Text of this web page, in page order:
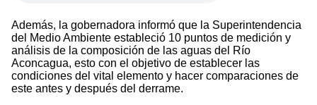
Además, la gobernadora informó que la Superintendencia
del Medio Ambiente estableció 10 puntos de medición y
análisis de la composición de las aguas del Río
Aconcagua, esto con el objetivo de establecer las
condiciones del vital elemento y hacer comparaciones de
este antes y después del derrame.